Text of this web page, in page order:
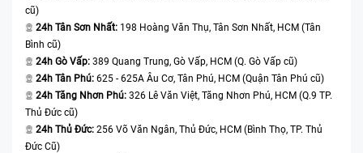
cũ)
24h Tân Sơn Nhất: 198 Hoàng Văn Thụ, Tân Sơn Nhất, HCM (Tân
Bình cũ)
24h Gò Vấp: 389 Quang Trung, Gò Vấp, HCM (Q. Gò Vấp cũ)
24h Tân Phú: 625 - 625A Âu Cơ, Tân Phú, HCM (Quận Tân Phú cũ)
24h Tăng Nhơn Phú: 326 Lê Văn Việt, Tăng Nhơn Phú, HCM (Q.9 TP.
Thủ Đức cũ)
24h Thủ Đức: 256 Võ Văn Ngân, Thủ Đức, HCM (Bình Thọ, TP. Thủ
Đức Cũ)